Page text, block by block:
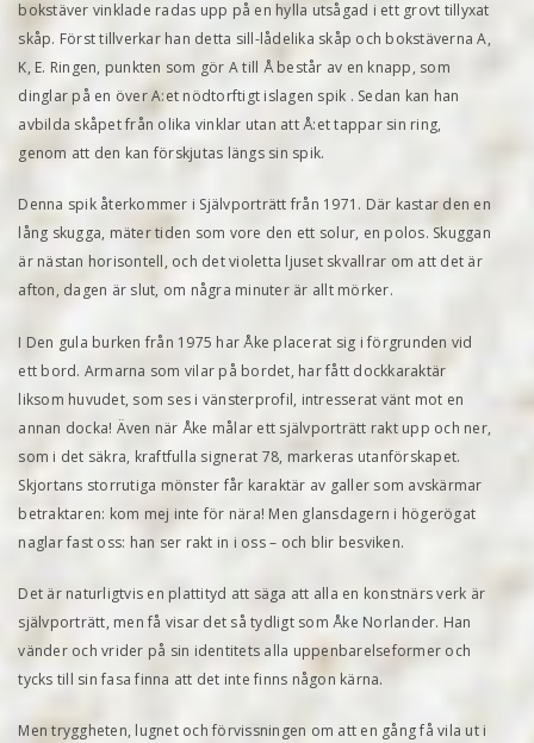
bokstäver vinklade radas upp på en hylla utsågad i ett grovt tillyxat
skåp. Först tillverkar han detta sill-lådelika skåp och bokstäverna A,
K, E. Ringen, punkten som gör A till Å består av en knapp, som
dinglar på en över A:et nödtorftigt islagen spik . Sedan kan han
avbilda skåpet från olika vinklar utan att Å:et tappar sin ring,
genom att den kan förskjutas längs sin spik.
Denna spik återkommer i Självporträtt från 1971. Där kastar den en
lång skugga, mäter tiden som vore den ett solur, en polos. Skuggan
är nästan horisontell, och det violetta ljuset skvallrar om att det är
afton, dagen är slut, om några minuter är allt mörker.
I Den gula burken från 1975 har Åke placerat sig i förgrunden vid
ett bord. Armarna som vilar på bordet, har fått dockkaraktär
liksom huvudet, som ses i vänsterprofil, intresserat vänt mot en
annan docka! Även när Åke målar ett självporträtt rakt upp och ner,
som i det säkra, kraftfulla signerat 78, markeras utanförskapet.
Skjortans storrutiga mönster får karaktär av galler som avskärmar
betraktaren: kom mej inte för nära! Men glansdagern i högerögat
naglar fast oss: han ser rakt in i oss – och blir besviken.
Det är naturligtvis en plattityd att säga att alla en konstnärs verk är
självporträtt, men få visar det så tydligt som Åke Norlander. Han
vänder och vrider på sin identitets alla uppenbarelseformer och
tycks till sin fasa finna att det inte finns någon kärna.
Men tryggheten, lugnet och förvissningen om att en gång få vila ut i